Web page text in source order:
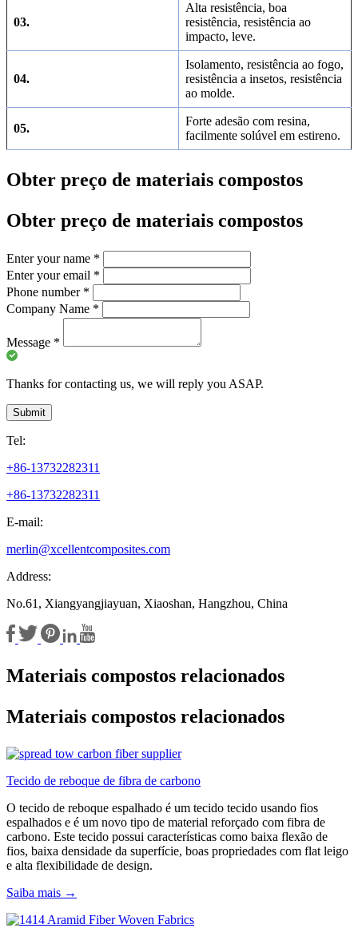
03.
Alta resistência, boa
resistência, resistência ao
impacto, leve.
04.
Isolamento, resistência ao fogo,
resistência a insetos, resistência
ao molde.
05.
Forte adesão com resina,
facilmente solúvel em estireno.
Obter preço de materiais compostos
Obter preço de materiais compostos
Enter your name *
Enter your email *
Phone number *
Company Name *
Message *
Thanks for contacting us, we will reply you ASAP.
Submit
Tel:
+86-13732282311
+86-13732282311
E-mail:
merlin@xcellentcomposites.com
Address:
No.61, Xiangyangjiayuan, Xiaoshan, Hangzhou, China
Materiais compostos relacionados
Materiais compostos relacionados
Tecido de reboque de fibra de carbono
O tecido de reboque espalhado é um tecido tecido usando fios
espalhados e é um novo tipo de material reforçado com fibra de
carbono. Este tecido possui características como baixa flexão de
fios, baixa densidade da superfície, boas propriedades com flat leigo
e alta flexibilidade de design.
Saiba mais →